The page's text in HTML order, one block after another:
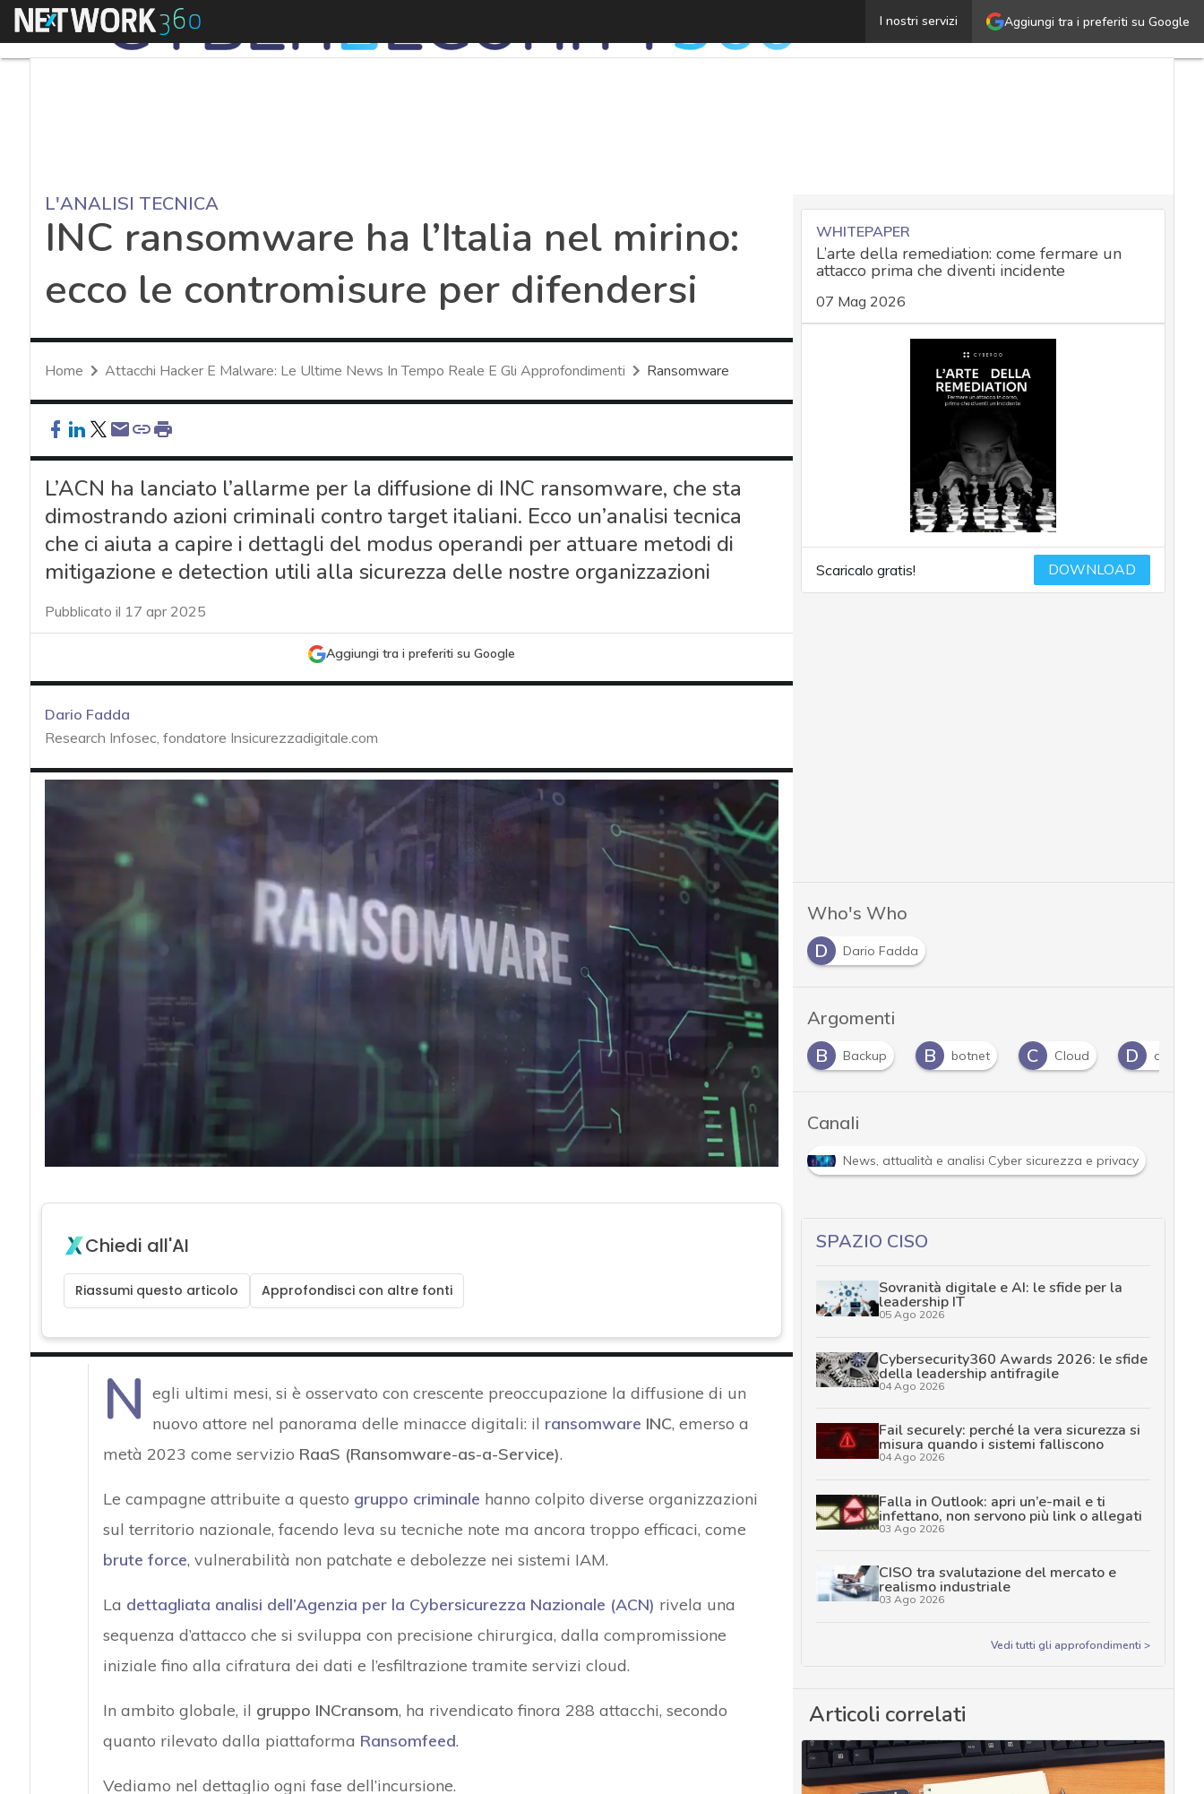
Aggiungi tra i preferiti su Google
I nostri servizi
Menu INC ransomware ha l’Italia nel mirino: ecco le
L'ANALISI TECNICA
INC ransomware ha l’Italia nel mirino:
ecco le contromisure per difendersi
Home Attacchi Hacker E Malware: Le Ultime News In Tempo Reale E Gli Approfondimenti Ransomware
L’ACN ha lanciato l’allarme per la diffusione di INC ransomware, che sta
dimostrando azioni criminali contro target italiani. Ecco un’analisi tecnica
che ci aiuta a capire i dettagli del modus operandi per attuare metodi di
mitigazione e detection utili alla sicurezza delle nostre organizzazioni
Pubblicato il 17 apr 2025
Aggiungi tra i preferiti su Google
Dario Fadda
Research Infosec, fondatore Insicurezzadigitale.com
Chiedi all'AI
Riassumi questo articolo Approfondisci con altre fonti
N egli ultimi mesi, si è osservato con crescente preoccupazione la diffusione di un
nuovo attore nel panorama delle minacce digitali: il ransomware INC, emerso a
metà 2023 come servizio RaaS (Ransomware-as-a-Service).
Le campagne attribuite a questo gruppo criminale hanno colpito diverse organizzazioni
sul territorio nazionale, facendo leva su tecniche note ma ancora troppo efficaci, come
brute force, vulnerabilità non patchate e debolezze nei sistemi IAM.
La dettagliata analisi dell’Agenzia per la Cybersicurezza Nazionale (ACN) rivela una
sequenza d’attacco che si sviluppa con precisione chirurgica, dalla compromissione
iniziale fino alla cifratura dei dati e l’esfiltrazione tramite servizi cloud.
In ambito globale, il gruppo INCransom, ha rivendicato finora 288 attacchi, secondo
quanto rilevato dalla piattaforma Ransomfeed.
Vediamo nel dettaglio ogni fase dell’incursione.
WHITEPAPER
L’arte della remediation: come fermare un
attacco prima che diventi incidente
07 Mag 2026
Scaricalo gratis! DOWNLOAD
Who's Who
D
Dario Fadda
Argomenti
A
B Backup B botnet C Cloud D doppia
Canali
Attacchi hacker e Malware: le ultime news in tempo reale e gli approfondimenti News, attualità e analisi Cyber sicurezza e privacy
SPAZIO CISO
Sovranità digitale e AI: le sfide per la
leadership IT
05 Ago 2026
Cybersecurity360 Awards 2026: le sfide
della leadership antifragile
04 Ago 2026
Fail securely: perché la vera sicurezza si
misura quando i sistemi falliscono
04 Ago 2026
Falla in Outlook: apri un’e-mail e ti
infettano, non servono più link o allegati
03 Ago 2026
CISO tra svalutazione del mercato e
realismo industriale
03 Ago 2026
Vedi tutti gli approfondimenti >
Articoli correlati